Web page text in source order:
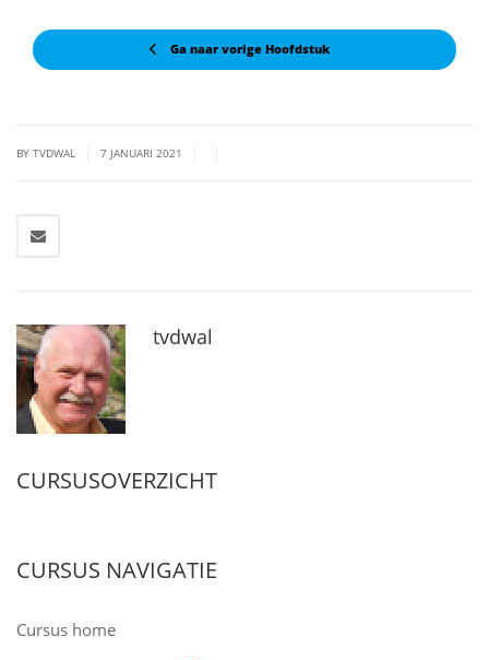
Ga naar vorige Hoofdstuk
BY TVDWAL 7 JANUARI 2021
tvdwal
CURSUSOVERZICHT
CURSUS NAVIGATIE
Cursus home